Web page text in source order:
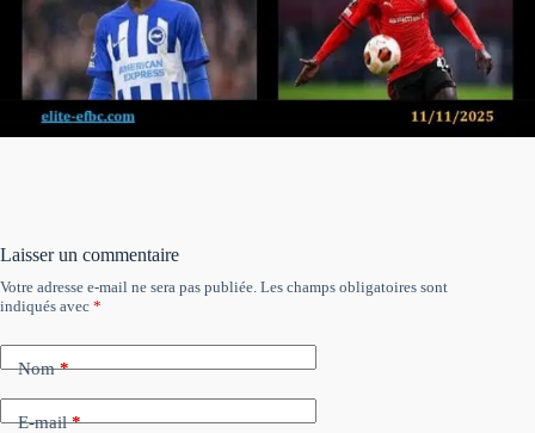
Laisser un commentaire
Votre adresse e-mail ne sera pas publiée. Les champs obligatoires sont
indiqués avec *
Nom*
E-mail*